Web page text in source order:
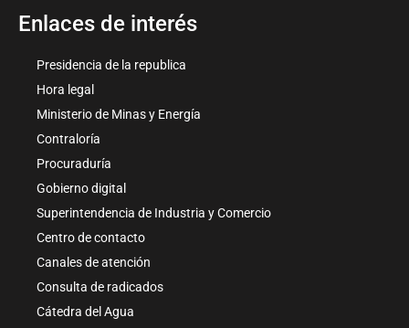
Enlaces de interés
Presidencia de la republica
Hora legal
Ministerio de Minas y Energía
Contraloría
Procuraduría
Gobierno digital
Superintendencia de Industria y Comercio
Centro de contacto
Canales de atención
Consulta de radicados
Cátedra del Agua